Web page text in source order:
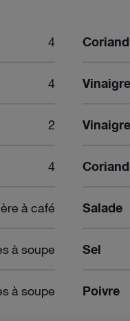
4
4
2
4
à café
à soupe
à soupe
Salade
Sel
Poivre